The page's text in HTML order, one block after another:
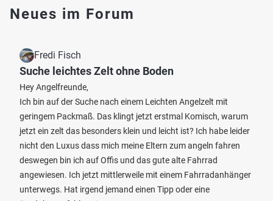
Neues im Forum
Fredi Fisch
Suche leichtes Zelt ohne Boden
Hey Angelfreunde,
Ich bin auf der Suche nach einem Leichten Angelzelt mit
geringem Packmaß. Das klingt jetzt erstmal Komisch, warum
jetzt ein zelt das besonders klein und leicht ist? Ich habe leider
nicht den Luxus dass mich meine Eltern zum angeln fahren
deswegen bin ich auf Offis und das gute alte Fahrrad
angewiesen. Ich jetzt mittlerweile mit einem Fahrradanhänger
unterwegs. Hat irgend jemand einen Tipp oder eine